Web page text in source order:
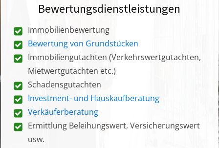
Bewertungsdienstleistungen
Immobilienbewertung
Bewertung von Grundstücken
Immobiliengutachten (Verkehrswertgutachten,
Mietwertgutachten etc.)
Schadensgutachten
Investment- und Hauskaufberatung
Verkäuferberatung
Ermittlung Beleihungswert, Versicherungswert
usw.